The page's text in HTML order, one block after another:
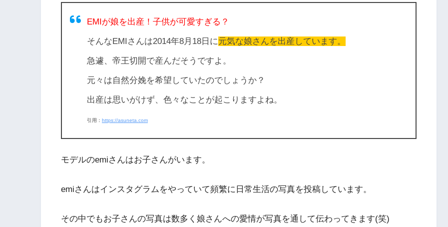
EMIが娘を出産！子供が可愛すぎる？
そんなEMIさんは2014年8月18日に元気な娘さんを出産しています。
急遽、帝王切開で産んだそうですよ。
元々は自然分娩を希望していたのでしょうか？
出産は思いがけず、色々なことが起こりますよね。
引用： https://asuneta.com
モデルのemiさんはお子さんがいます。
emiさんはインスタグラムをやっていて頻繁に日常生活の写真を投稿しています。
その中でもお子さんの写真は数多く娘さんへの愛情が写真を通して伝わってきます(笑)